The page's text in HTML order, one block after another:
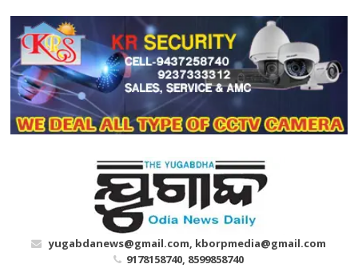
content
yugabdanews@gmail.com, kborpmedia@gmail.com
9178158740, 8599858740